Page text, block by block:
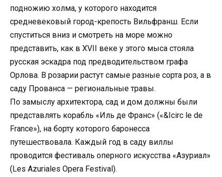
подножию холма, у которого находится
средневековый город-крепость Вильфранш. Если
спуститься вниз и смотреть на море можно
представить, как в XVII веке у этого мыса стояла
русская эскадра под предводительством графа
Орлова. В розарии растут самые разные сорта роз, а в
саду Прованса — региональные травы.
По замыслу архитектора, сад и дом должны были
представлять корабль «Иль де Франс» («&Icirc le de
France»), на борту которого баронесса
путешествовала. Каждый год в саду виллы
проводится фестиваль оперного искусства «Азуриал»
(Les Azuriales Opera Festival).